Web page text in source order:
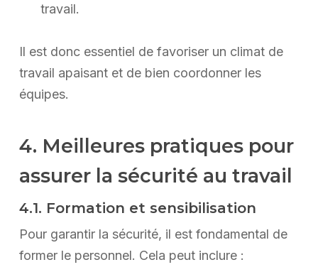
travail.
Il est donc essentiel de favoriser un climat de
travail apaisant et de bien coordonner les
équipes.
4. Meilleures pratiques pour
assurer la sécurité au travail
4.1. Formation et sensibilisation
Pour garantir la sécurité, il est fondamental de
former le personnel. Cela peut inclure :